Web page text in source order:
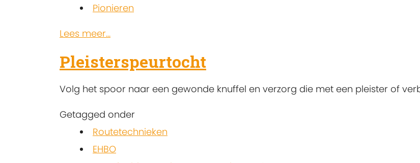
Pionieren
Lees meer...
Pleisterspeurtocht
Volg het spoor naar een gewonde knuffel en verzorg die met een pleister of
Getagged onder
Routetechnieken
EHBO